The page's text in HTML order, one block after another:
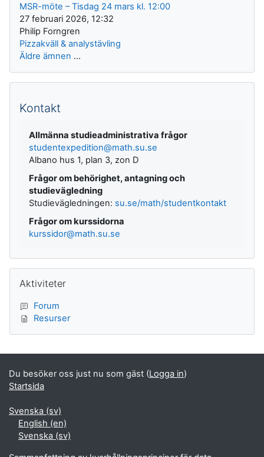
MSR-möte – Tisdag 24 mars kl. 12:00
27 februari 2026, 12:32
Philip Forngren
Pizzakväll & analystävling
Äldre ämnen ...
Kontakt
Allmänna studieadministrativa frågor
studentexpedition@math.su.se
Albano hus 1, plan 3, zon D
Frågor om behörighet, antagning och
studievägledning
Studievägledningen: su.se/math/studentkontakt
Frågor om kurssidorna
kurssidor@math.su.se
Aktiviteter
Forum
Resurser
Du besöker oss just nu som gäst (Logga in)
Startsida
Svenska ‎(sv)‎
English ‎(en)‎
Svenska ‎(sv)‎